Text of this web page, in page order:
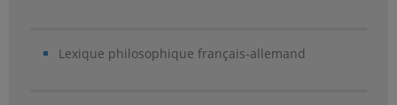
Lexique philosophique français-allemand